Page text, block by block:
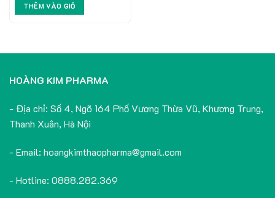
THÊM VÀO GIỎ
HOÀNG KIM PHARMA
- Địa chỉ: Số 4, Ngõ 164 Phố Vương Thừa Vũ, Khương Trung,
Thanh Xuân, Hà Nội
- Email: hoangkimthaopharma@gmail.com
- Hotline: 0888.282.369